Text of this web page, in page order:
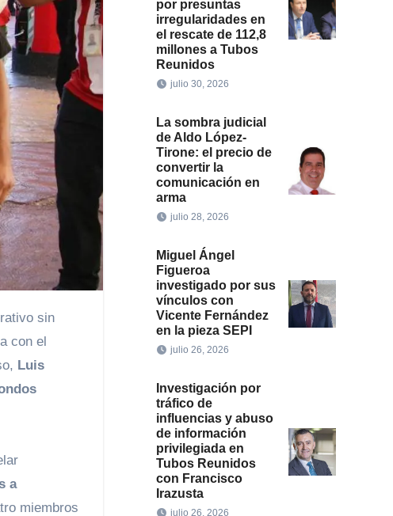
sin
con el
Luis
a
miembros
por presuntas
irregularidades en
el rescate de 112,8
millones a Tubos
Reunidos
julio 30, 2026
La sombra judicial
de Aldo López-
Tirone: el precio de
convertir la
comunicación en
arma
julio 28, 2026
Miguel Ángel
Figueroa
investigado por sus
vínculos con
Vicente Fernández
en la pieza SEPI
julio 26, 2026
Investigación por
tráfico de
influencias y abuso
de información
privilegiada en
Tubos Reunidos
con Francisco
Irazusta
julio 26, 2026